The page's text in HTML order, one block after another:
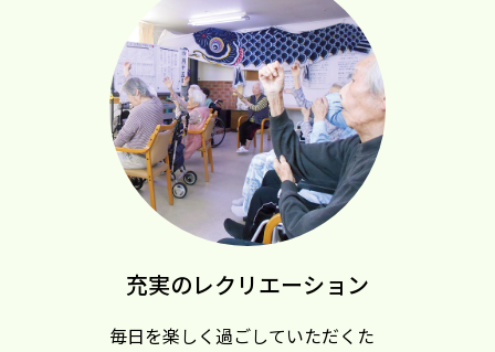
充実のレクリエーション
毎日を楽しく過ごしていただくた